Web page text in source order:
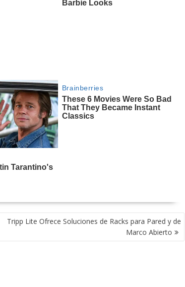
Tripp Lite Ofrece Soluciones de Racks para Pared y de
Marco Abierto